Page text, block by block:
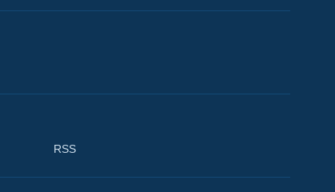
RSS